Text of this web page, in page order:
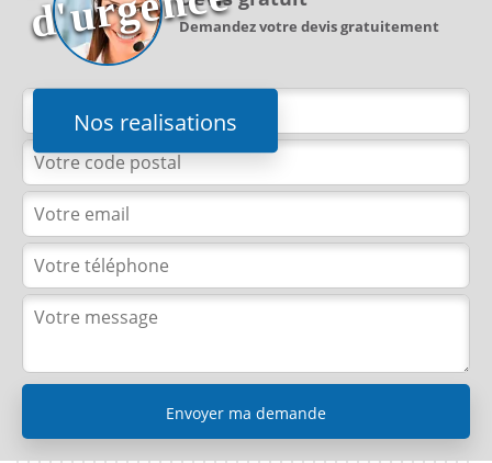
Nos realisations
Demandez votre devis gratuitement